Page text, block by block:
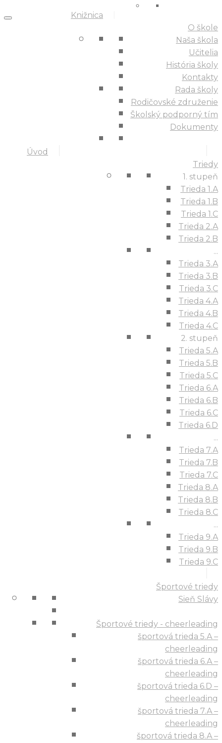
Knižnica
Úvod
O škole
Naša škola
Učitelia
História školy
Kontakty
Rada školy
Rodičovské združenie
Školský podporný tím
Dokumenty
Triedy
1. stupeň
Trieda 1.A
Trieda 1.B
Trieda 1.C
Trieda 2.A
Trieda 2.B
...
Trieda 3.A
Trieda 3.B
Trieda 3.C
Trieda 4.A
Trieda 4.B
Trieda 4.C
2. stupeň
Trieda 5.A
Trieda 5.B
Trieda 5.C
Trieda 6.A
Trieda 6.B
Trieda 6.C
Trieda 6.D
...
Trieda 7.A
Trieda 7.B
Trieda 7.C
Trieda 8.A
Trieda 8.B
Trieda 8.C
...
Trieda 9.A
Trieda 9.B
Trieda 9.C
Športové triedy
Sieň Slávy
Športové triedy - cheerleading
športová trieda 5.A –
cheerleading
športová trieda 6.A –
cheerleading
športová trieda 6.D –
cheerleading
športová trieda 7.A –
cheerleading
športová trieda 8.A –